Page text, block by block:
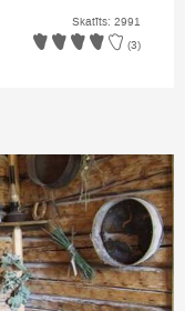
Skatīts: 2991
(3)